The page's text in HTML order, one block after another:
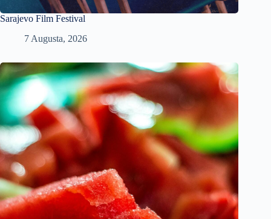
Sarajevo Film Festival
7 Augusta, 2026